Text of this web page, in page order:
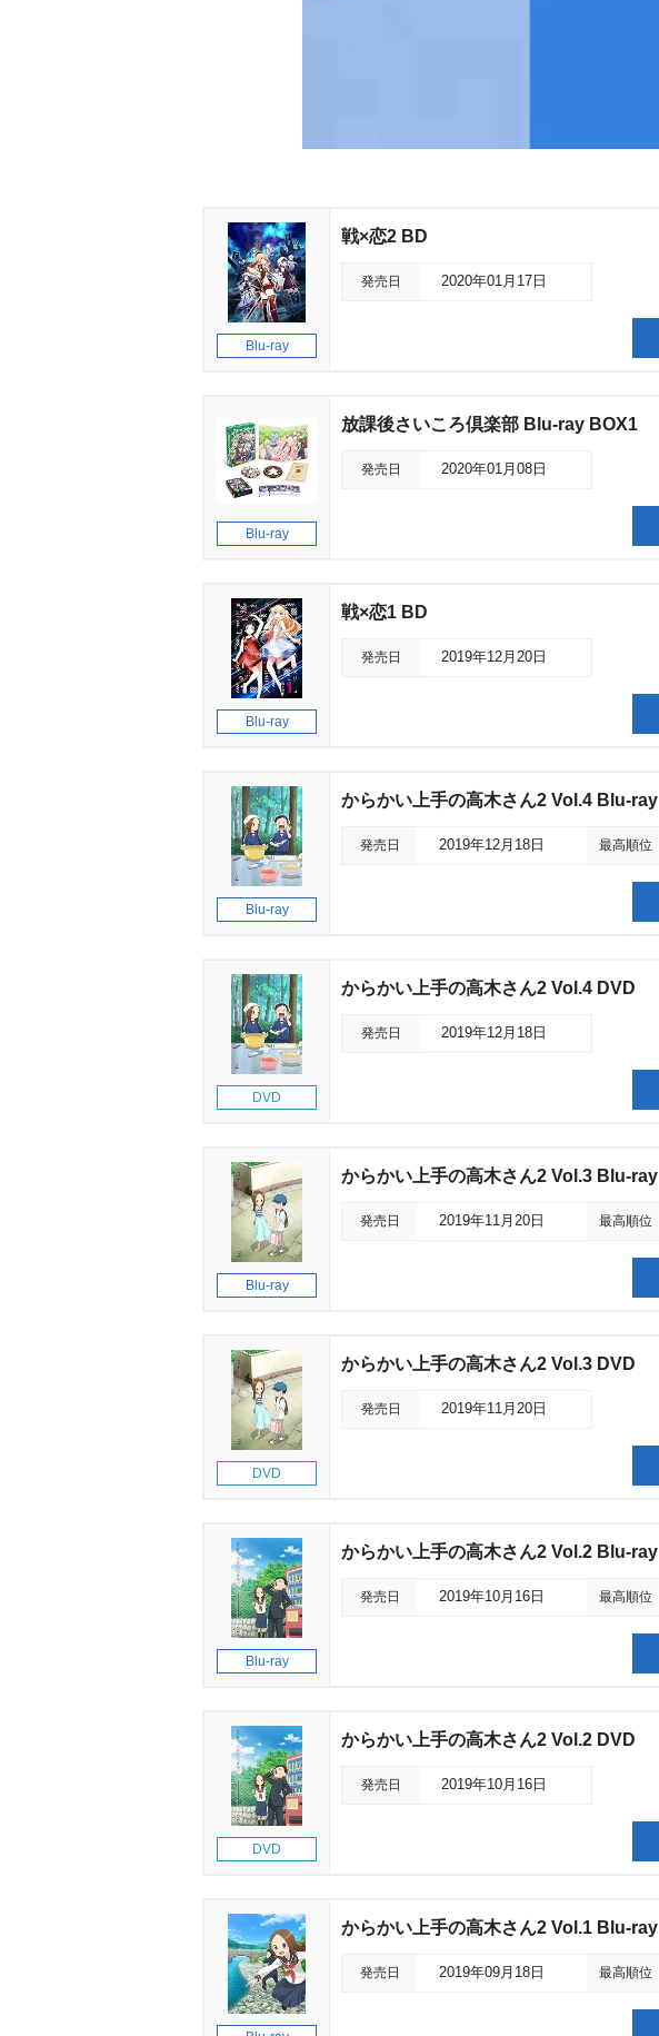
Blu-ray
戦×恋2 BD
発売日 2020年01月17日
Blu-ray
放課後さいころ倶楽部 Blu-ray BOX1
発売日 2020年01月08日
Blu-ray
戦×恋1 BD
発売日 2019年12月20日
Blu-ray
からかい上手の高木さん2 Vol.4 Blu-ray
発売日 2019年12月18日 最高順位
DVD
からかい上手の高木さん2 Vol.4 DVD
発売日 2019年12月18日
Blu-ray
からかい上手の高木さん2 Vol.3 Blu-ray
発売日 2019年11月20日 最高順位
DVD
からかい上手の高木さん2 Vol.3 DVD
発売日 2019年11月20日
Blu-ray
からかい上手の高木さん2 Vol.2 Blu-ray
発売日 2019年10月16日 最高順位
DVD
からかい上手の高木さん2 Vol.2 DVD
発売日 2019年10月16日
からかい上手の高木さん2 Vol.1 Blu-ray
発売日 2019年09月18日 最高順位